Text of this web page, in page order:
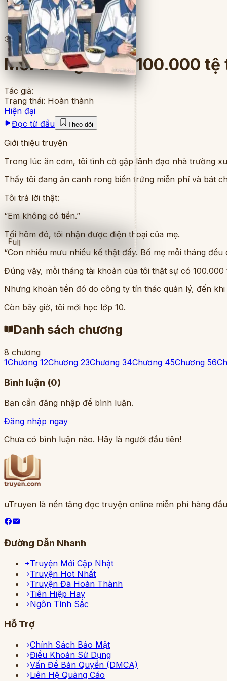
Full
3 lượt đọc chương
Mỗi tháng tôi có 100.000
Tác giả:
Trạng thái: Hoàn thành
Hiện đại
Đọc từ đầu
Theo dõi
Giới thiệu truyện
Trong lúc ăn cơm, tôi tình cờ gặp lãnh đạo nhà trường
Thấy tôi đang ăn canh rong biển trứng miễn phí và bát
Tôi trả lời thật:
“Em không có tiền.”
Tối hôm đó, tôi nhận được điện thoại của mẹ.
“Con nhiều mưu nhiều kế thật đấy. Bố mẹ mỗi tháng
Đúng vậy, mỗi tháng tài khoản của tôi thật sự có
Nhưng khoản tiền đó do công ty tín thác quản lý, đến
Còn bây giờ, tôi mới học lớp 10.
Danh sách chương
8 chương
1Chương 12Chương 23Chương 34Chương 45Chương 56
Bình luận (0)
Bạn cần đăng nhập để bình luận.
Đăng nhập ngay
Chưa có bình luận nào. Hãy là người đầu tiên!
uTruyen là nền tảng đọc truyện online miễn phí hàng
Đường Dẫn Nhanh
Truyện Mới Cập Nhật
Truyện Hot Nhất
Truyện Đã Hoàn Thành
Tiên Hiệp Hay
Ngôn Tình Sắc
Hỗ Trợ
Chính Sách Bảo Mật
Điều Khoản Sử Dụng
Vấn Đề Bản Quyền (DMCA)
Liên Hệ Quảng Cáo